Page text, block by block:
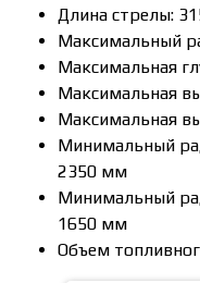
Длина стрелы:
Максимальный
Максимальная
Максимальная
Максимальная
Минимальный
2350 мм
Минимальный
1650 мм
Объем